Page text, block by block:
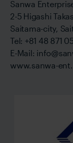
Sanwa
2-5 Higashi
Saitama-city,
Tel: +81 48 871
E-Mail:
www.sanwa-